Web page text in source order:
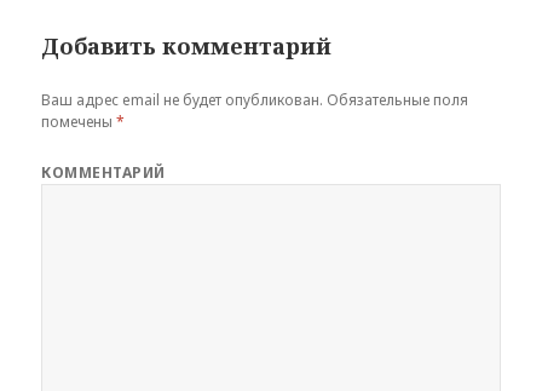
Добавить комментарий
Ваш адрес email не будет опубликован. Обязательные поля
помечены*
КОММЕНТАРИЙ